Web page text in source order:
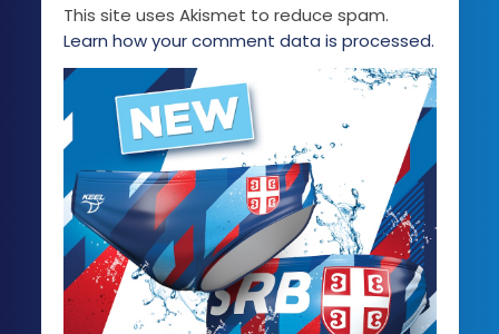
This site uses Akismet to reduce spam.
Learn how your comment data is processed.